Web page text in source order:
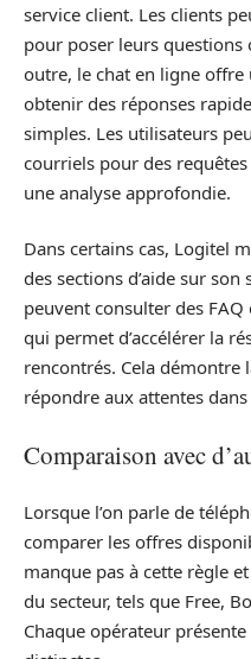
service client. Les clients
pour poser leurs questions
outre, le chat en ligne
obtenir des réponses
simples. Les utilisateurs
courriels pour des
une analyse approfondie.
Dans certains cas, Logitel
des sections d’aide sur
peuvent consulter des
qui permet d’accélérer la
rencontrés. Cela démontre
répondre aux attentes
Comparaison avec
Lorsque l’on parle de
comparer les offres
manque pas à cette règle
du secteur, tels que Free,
Chaque opérateur